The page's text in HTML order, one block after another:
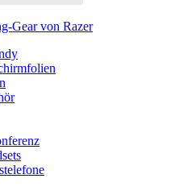
Gear von Razer